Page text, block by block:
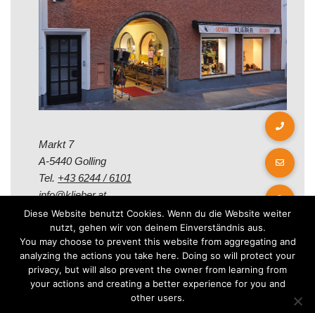
Markt 7
A-5440 Golling
Tel. +43 6244 / 6101
info@klieber.at
Öffungszeiten
Montag - Freitag:
08.00 - 12.00 Uhr
Diese Website benutzt Cookies. Wenn du die Website weiter
nutzt, gehen wir von deinem Einverständnis aus.
You may choose to prevent this website from aggregating and
analyzing the actions you take here. Doing so will protect your
privacy, but will also prevent the owner from learning from
your actions and creating a better experience for you and
other users.